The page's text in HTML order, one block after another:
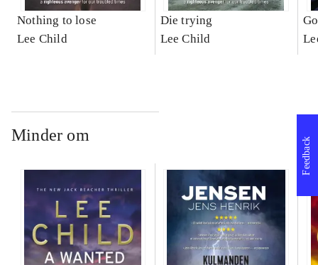
Nothing to lose
Lee Child
Die trying
Lee Child
Minder om
Feedback